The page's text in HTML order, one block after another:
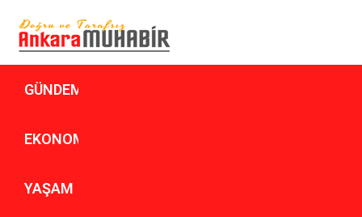
GÜNDEM
EKONOMI
YAŞAM